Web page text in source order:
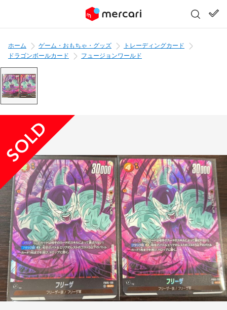
ホーム ゲーム・おもちゃ・グッズ
トレーディングカード
ドラゴンボールカード
フュージョンワールド